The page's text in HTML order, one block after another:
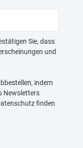
Sie, dass
und
indem
Newsletters
finden